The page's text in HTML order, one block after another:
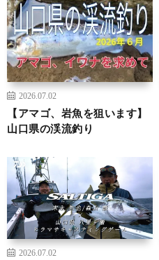
2026.07.02
【アマゴ、岩魚を狙います】
山口県の渓流釣り
2026.07.02